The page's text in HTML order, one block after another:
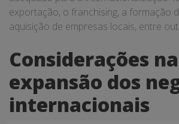
exportação, o franchising, a formação
aquisição de empresas locais, entre
Considerações na
expansão dos
internacionais